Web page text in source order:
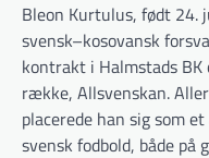
Bleon Kurtulus, født 24.
svensk–kosovansk
kontrakt i Halmstads
række, Allsvenskan.
placerede han sig som
svensk fodbold, både